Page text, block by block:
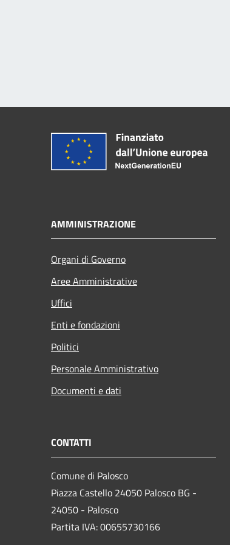
AMMINISTRAZIONE
Organi di Governo
Aree Amministrative
Uffici
Enti e fondazioni
Politici
Personale Amministrativo
Documenti e dati
CONTATTI
Comune di Palosco
Piazza Castello 24050 Palosco BG -
24050 - Palosco
Partita IVA: 00655730166